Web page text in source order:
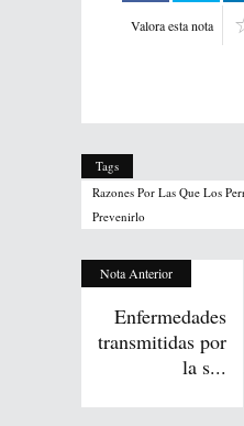
Valora esta nota
Tags
Razones Por Las Que Los
Prevenirlo
Nota Anterior
Enfermedades
transmitidas por
la s...